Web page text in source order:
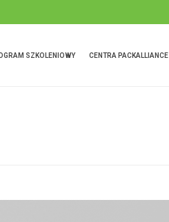
SZKOLENIOWY CENTRA PACKALLIANCE